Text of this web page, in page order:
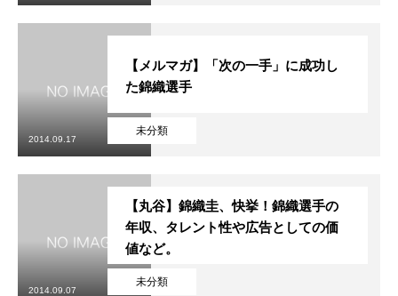
未分類
【メルマガ】「次の一手」に成功し
た錦織選手
2014.09.17
未分類
【丸谷】錦織圭、快挙！錦織選手の
年収、タレント性や広告としての価
値など。
2014.09.07